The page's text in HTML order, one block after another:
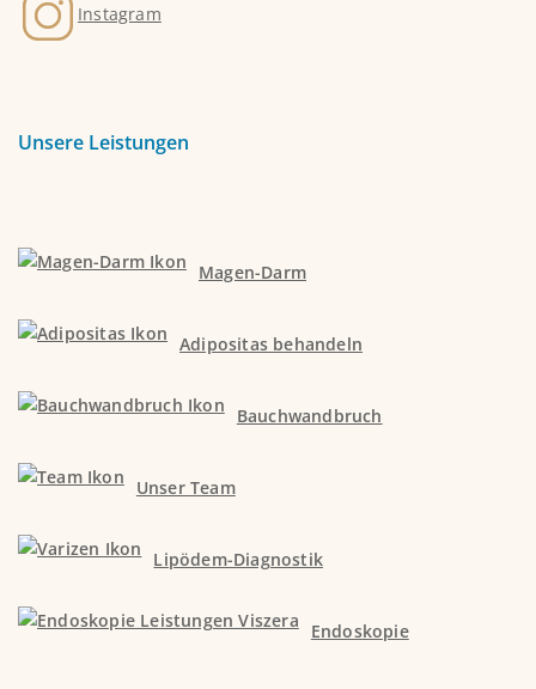
Instagram
Unsere Leistungen
Magen-Darm
Adipositas behandeln
Bauchwandbruch
Unser Team
Lipödem-Diagnostik
Endoskopie